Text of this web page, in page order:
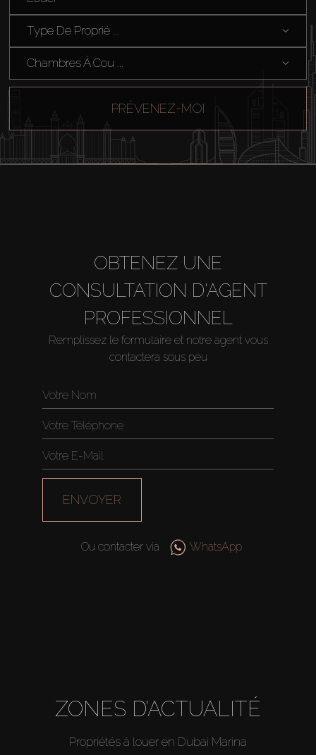
Hors Plan
Agents
Type De Proprié ...
Chambres À Cou ...
PRÉVENEZ-MOI
OBTENEZ UNE
CONSULTATION D'AGENT
PROFESSIONNEL
Remplissez le formulaire et notre agent vous
contactera sous peu
ENVOYER
Ou contacter via WhatsApp
ZONES D’ACTUALITÉ
Propriétés à louer en Dubai Marina